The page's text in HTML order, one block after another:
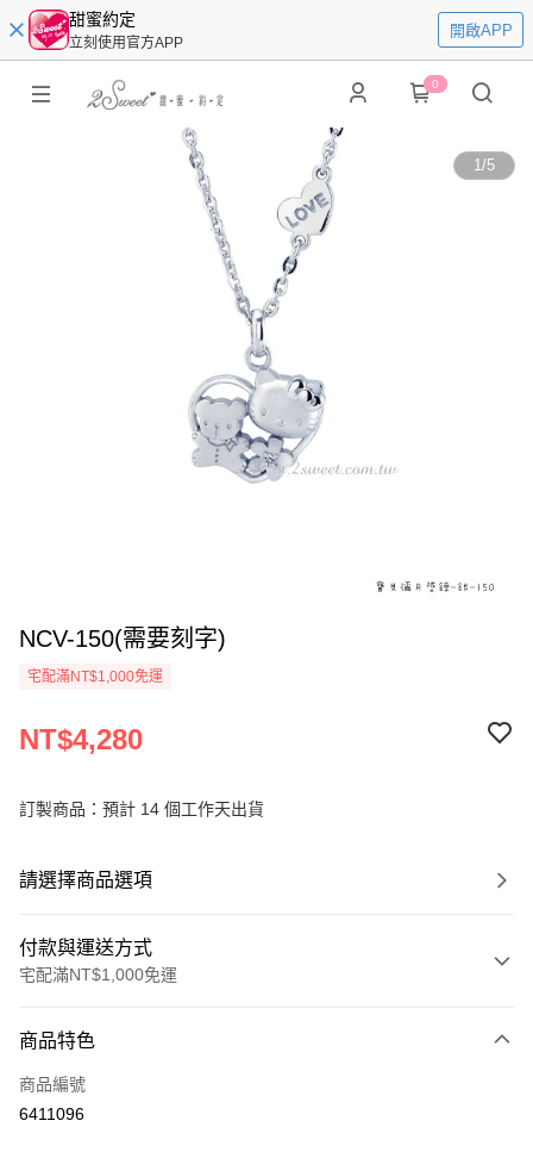
甜蜜約定
立刻使用官方APP
開啟APP
0
1/5
NCV-150(需要刻字)
宅配滿NT$1,000免運
NT$4,280
訂製商品：預計 14 個工作天出貨
請選擇商品選項
付款與運送方式
宅配滿NT$1,000免運
信用卡一次付款
信用卡分期付款
商品特色
商品編號
6411096